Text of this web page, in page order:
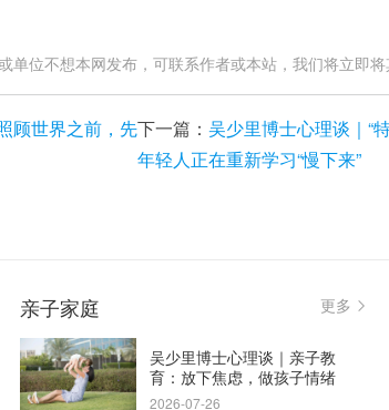
单位不想本网发布，可联系作者或本站，我们将立即
顾世界之前，先下一篇： 吴少里博士心理谈｜“
年轻人正在重新学习“慢下来”
亲子家庭 更多
吴少里博士心理谈｜亲子教
育：放下焦虑，做孩子情绪
的“容器”
2026-07-26